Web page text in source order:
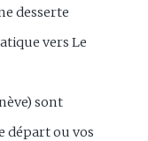
desserte
vers Le
sont
départ ou vos